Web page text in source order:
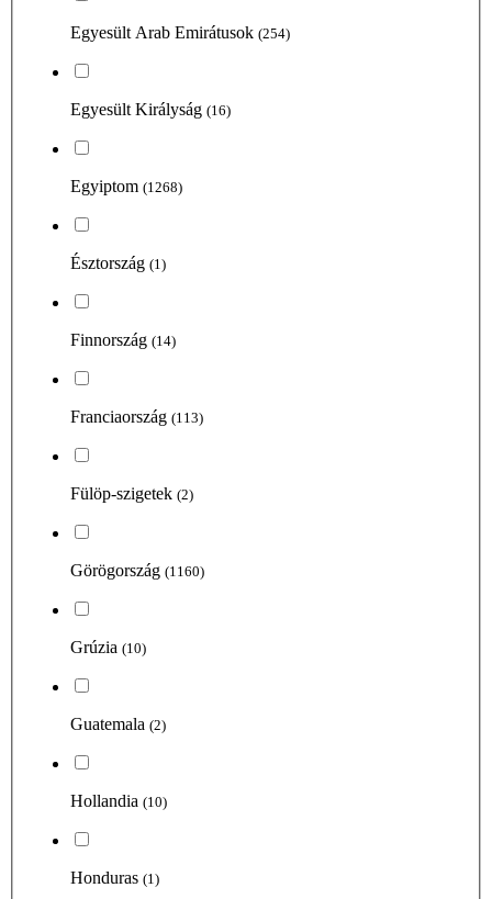
Egyesült Arab Emirátusok (254)
Egyesült Királyság (16)
Egyiptom (1268)
Észtország (1)
Finnország (14)
Franciaország (113)
Fülöp-szigetek (2)
Görögország (1160)
Grúzia (10)
Guatemala (2)
Hollandia (10)
Honduras (1)